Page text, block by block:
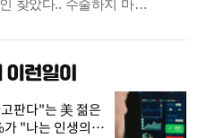
판다"는 美 젊은
"나는 인생의